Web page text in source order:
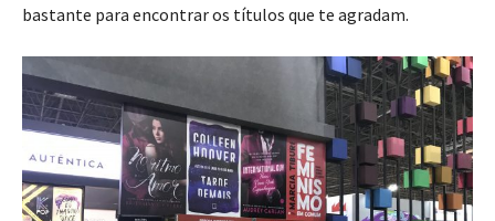
bastante para encontrar os títulos que te agradam.